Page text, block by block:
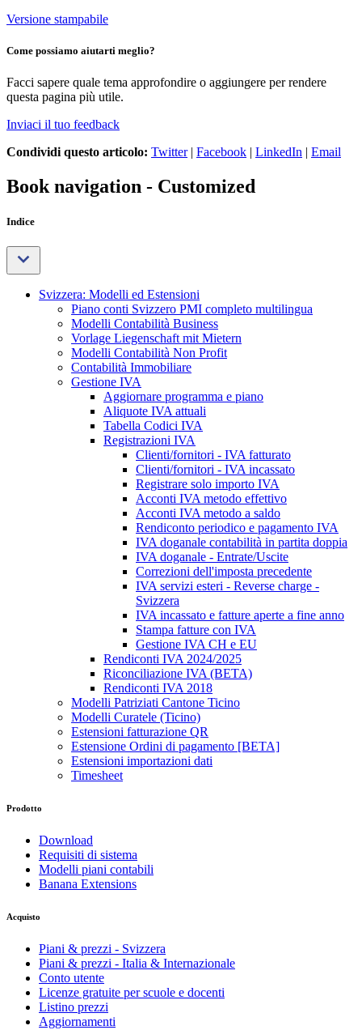
Versione stampabile
Come possiamo aiutarti meglio?
Facci sapere quale tema approfondire o aggiungere per rendere
questa pagina più utile.
Inviaci il tuo feedback
Condividi questo articolo: Twitter| Facebook | LinkedIn | Email
Book navigation - Customized
Indice
Svizzera: Modelli ed Estensioni
Piano conti Svizzero PMI completo multilingua
Modelli Contabilità Business
Vorlage Liegenschaft mit Mietern
Modelli Contabilità Non Profit
Contabilità Immobiliare
Gestione IVA
Aggiornare programma e piano
Aliquote IVA attuali
Tabella Codici IVA
Registrazioni IVA
Clienti/fornitori - IVA fatturato
Clienti/fornitori - IVA incassato
Registrare solo importo IVA
Acconti IVA metodo effettivo
Acconti IVA metodo a saldo
Rendiconto periodico e pagamento IVA
IVA doganale contabilità in partita doppia
IVA doganale - Entrate/Uscite
Correzioni dell'imposta precedente
IVA servizi esteri - Reverse charge -
Svizzera
IVA incassato e fatture aperte a fine anno
Stampa fatture con IVA
Gestione IVA CH e EU
Rendiconti IVA 2024/2025
Riconciliazione IVA (BETA)
Rendiconti IVA 2018
Modelli Patriziati Cantone Ticino
Modelli Curatele (Ticino)
Estensioni fatturazione QR
Estensione Ordini di pagamento [BETA]
Estensioni importazioni dati
Timesheet
Prodotto
Download
Requisiti di sistema
Modelli piani contabili
Banana Extensions
Acquisto
Piani & prezzi - Svizzera
Piani & prezzi - Italia & Internazionale
Conto utente
Licenze gratuite per scuole e docenti
Listino prezzi
Aggiornamenti